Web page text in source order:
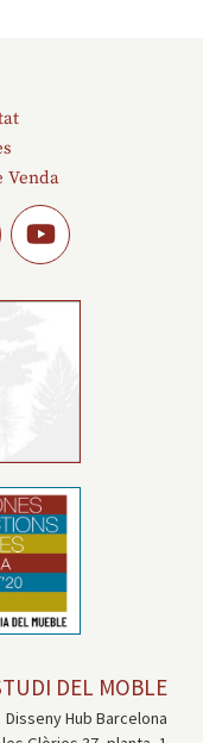
Venda
DEL MOBLE
Disseny Hub Barcelona